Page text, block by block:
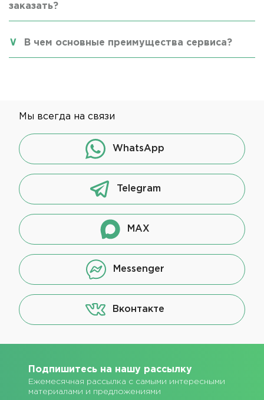
заказать?
В чем основные преимущества сервиса?
Мы всегда на связи
WhatsApp
Telegram
MAX
Messenger
Вконтакте
Подпишитесь на нашу рассылку
Ежемесячная рассылка с самыми интересными
материалами и предложениями